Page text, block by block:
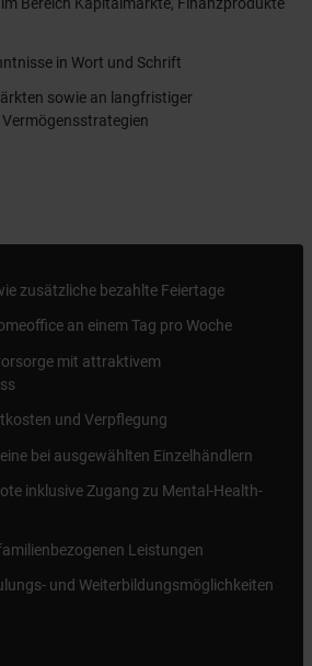
in Wort und Schrift
sowie an langfristiger
zusätzliche bezahlte Feiertage
an einem Tag pro Woche
mit attraktivem
und Verpflegung
bei ausgewählten Einzelhändlern
inklusive Zugang zu Mental-Health-
Leistungen
und Weiterbildungsmöglichkeiten